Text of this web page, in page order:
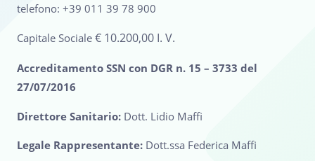
telefono: +39 011 39 78 900
Capitale Sociale € 10.200,00 I. V.
Accreditamento SSN con DGR n. 15 – 3733 del
27/07/2016
Direttore Sanitario: Dott. Lidio Maffi
Legale Rappresentante: Dott.ssa Federica Maffi